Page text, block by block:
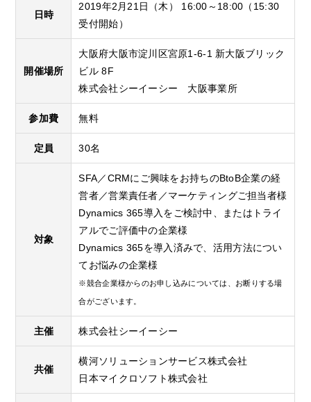
日時
2019年2月21日（木） 16:00～18:00（15:30
受付開始）
開催場所
大阪府大阪市淀川区宮原1-6-1 新大阪ブリック
ビル 8F
株式会社シーイーシー 大阪事業所
参加費 無料
定員 30名
対象
SFA／CRMにご興味をお持ちのBtoB企業の経
営者／営業責任者／マーケティングご担当者様
Dynamics 365導入をご検討中、またはトライ
アルでご評価中の企業様
Dynamics 365を導入済みで、活用方法につい
てお悩みの企業様
※競合企業様からのお申し込みについては、お断りする場
合がございます。
主催 株式会社シーイーシー
共催
横河ソリューションサービス株式会社
日本マイクロソフト株式会社